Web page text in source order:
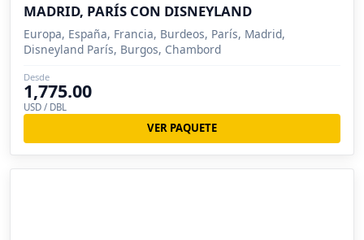
MADRID, PARÍS CON DISNEYLAND
Europa, España, Francia, Burdeos, París, Madrid,
Disneyland París, Burgos, Chambord
Desde
1,775.00
USD / DBL
VER PAQUETE